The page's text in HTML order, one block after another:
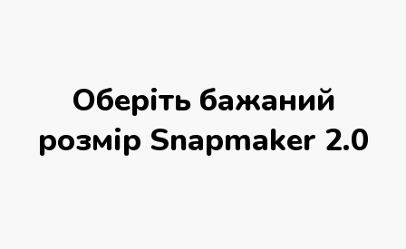
Оберіть бажаний
розмір Snapmaker 2.0